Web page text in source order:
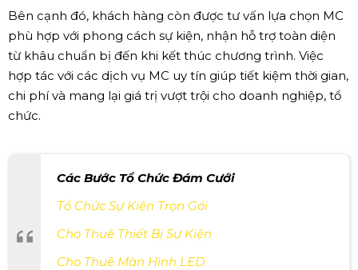
Bên cạnh đó, khách hàng còn được tư vấn lựa chọn MC
phù hợp với phong cách sự kiện, nhận hỗ trợ toàn diện
từ khâu chuẩn bị đến khi kết thúc chương trình. Việc
hợp tác với các dịch vụ MC uy tín giúp tiết kiệm thời gian,
chi phí và mang lại giá trị vượt trội cho doanh nghiệp, tổ
chức.
Các Bước Tổ Chức Đám Cưới
Tổ Chức Sự Kiện Trọn Gói
Cho Thuê Thiết Bị Sự Kiện
Cho Thuê Màn Hình LED